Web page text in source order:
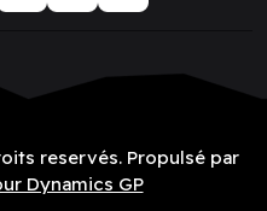
reservés. Propulsé par
Dynamics GP